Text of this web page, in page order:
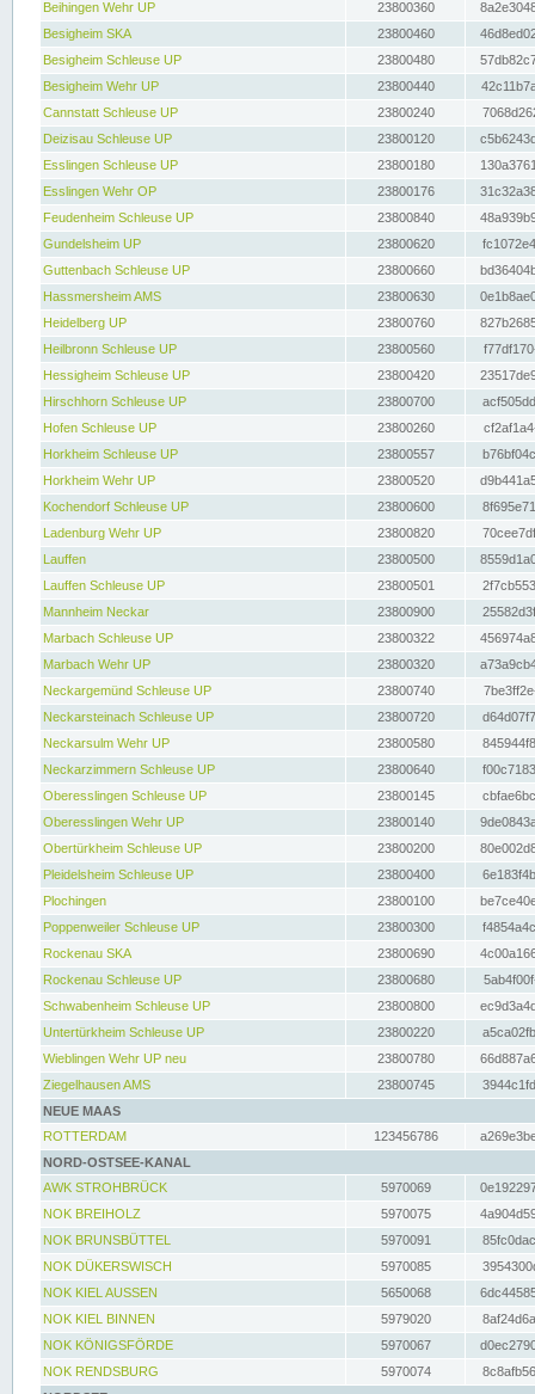
Beihingen Wehr UP
23800360
Besigheim SKA
23800460
Besigheim Schleuse UP
23800480
Besigheim Wehr UP
23800440
Cannstatt Schleuse UP
23800240
Deizisau Schleuse UP
23800120
Esslingen Schleuse UP
23800180
Esslingen Wehr OP
23800176
Feudenheim Schleuse UP
23800840
Gundelsheim UP
23800620
Guttenbach Schleuse UP
23800660
Hassmersheim AMS
23800630
Heidelberg UP
23800760
Heilbronn Schleuse UP
23800560
Hessigheim Schleuse UP
23800420
Hirschhorn Schleuse UP
23800700
Hofen Schleuse UP
23800260
Horkheim Schleuse UP
23800557
Horkheim Wehr UP
23800520
Kochendorf Schleuse UP
23800600
Ladenburg Wehr UP
23800820
Lauffen
23800500
Lauffen Schleuse UP
23800501
Mannheim Neckar
23800900
Marbach Schleuse UP
23800322
Marbach Wehr UP
23800320
Neckargemünd Schleuse UP
23800740
Neckarsteinach Schleuse UP
23800720
Neckarsulm Wehr UP
23800580
Neckarzimmern Schleuse UP
23800640
Oberesslingen Schleuse UP
23800145
Oberesslingen Wehr UP
23800140
Obertürkheim Schleuse UP
23800200
Pleidelsheim Schleuse UP
23800400
Plochingen
23800100
Poppenweiler Schleuse UP
23800300
Rockenau SKA
23800690
Rockenau Schleuse UP
23800680
Schwabenheim Schleuse UP
23800800
Untertürkheim Schleuse UP
23800220
Wieblingen Wehr UP neu
23800780
Ziegelhausen AMS
23800745
NEUE MAAS
ROTTERDAM
123456786
NORD-OSTSEE-KANAL
AWK STROHBRÜCK
5970069
NOK BREIHOLZ
5970075
NOK BRUNSBÜTTEL
5970091
NOK DÜKERSWISCH
5970085
NOK KIEL AUSSEN
5650068
NOK KIEL BINNEN
5979020
NOK KÖNIGSFÖRDE
5970067
NOK RENDSBURG
5970074